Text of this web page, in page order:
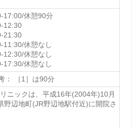
17:00/休憩90分
12:30
21:30
11:30/休憩なし
12:30/休憩なし
17:30/休憩なし
： ［1］は90分
リニックは、平成16年(2004年)10月
野辺地町(JR野辺地駅付近)に開院さ